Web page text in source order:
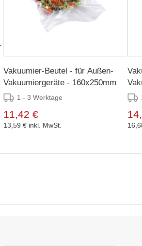
Vakuumier-Beutel - für Außen-
Vakuumiergeräte - 160x250mm
1 - 3 Werktage
11,42 €
13,59 € inkl. MwSt.